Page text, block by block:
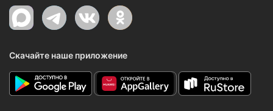
Скачайте наше приложение